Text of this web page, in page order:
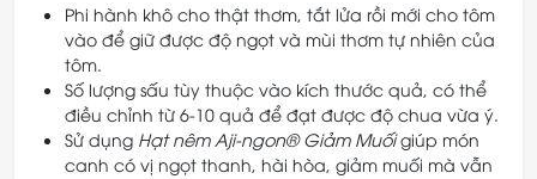
Phi hành khô cho thật thơm, tắt lửa rồi mới cho tôm
vào để giữ được độ ngọt và mùi thơm tự nhiên của
tôm.
Số lượng sấu tùy thuộc vào kích thước quả, có thể
điều chỉnh từ 6-10 quả để đạt được độ chua vừa ý.
Sử dụng Hạt nêm Aji-ngon® Giảm Muốigiúp món
canh có vị ngọt thanh, hài hòa, giảm muối mà vẫn